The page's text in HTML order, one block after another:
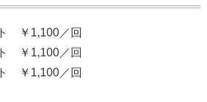
￥1,100／回
￥1,100／回
￥1,100／回